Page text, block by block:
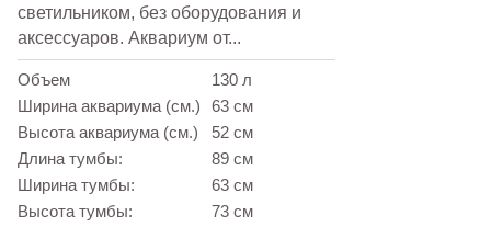
светильником, без оборудования и
аксессуаров. Аквариум от...
Объем
130 л
Ширина аквариума (см.)
63 см
Высота аквариума (см.)
52 см
Длина тумбы:
89 см
Ширина тумбы:
63 см
Высота тумбы:
73 см